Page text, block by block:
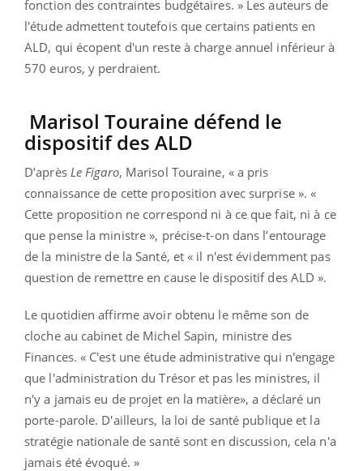
fonction des contraintes budgétaires. » Les auteurs de
l'étude admettent toutefois que certains patients en
ALD, qui écopent d'un reste à charge annuel inférieur à
570 euros, y perdraient.
Marisol Touraine défend le
dispositif des ALD
D’après Le Figaro, Marisol Touraine, « a pris
connaissance de cette proposition avec surprise ». «
Cette proposition ne correspond ni à ce que fait, ni à ce
que pense la ministre », précise-t-on dans l’entourage
de la ministre de la Santé, et « il n'est évidemment pas
question de remettre en cause le dispositif des ALD ».
Le quotidien affirme avoir obtenu le même son de
cloche au cabinet de Michel Sapin, ministre des
Finances. « C'est une étude administrative qui n'engage
que l'administration du Trésor et pas les ministres, il
n'y a jamais eu de projet en la matière», a déclaré un
porte-parole. D'ailleurs, la loi de santé publique et la
stratégie nationale de santé sont en discussion, cela n'a
jamais été évoqué. »